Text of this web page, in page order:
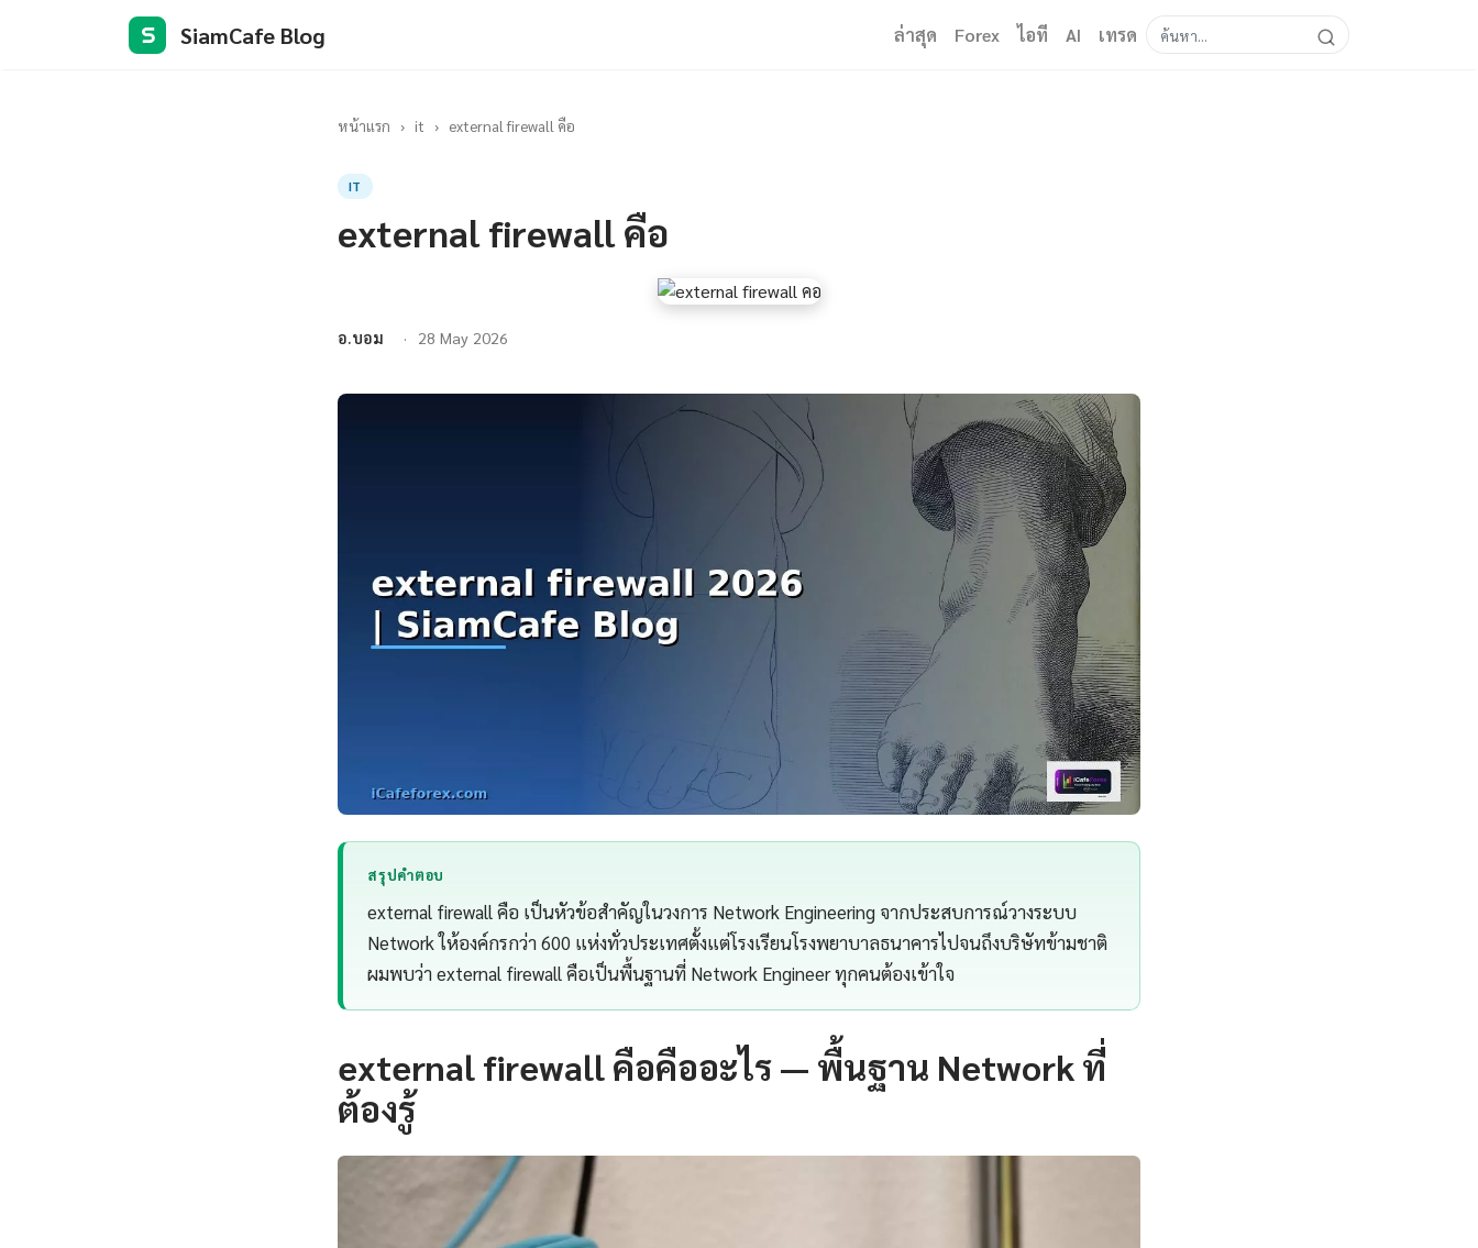
S SiamCafe Blog ล่าสุด Forex ไอที AI เทรด
หน้าแรก › it › external firewall คือ
IT
external firewall คือ
อ.บอม 28 May 2026
สรุปคำตอบ
external firewall คือ เป็นหัวข้อสำคัญในวงการ Network Engineering จากประสบการณ์วางระบบ
Network ให้องค์กรกว่า 600 แห่งทั่วประเทศตั้งแต่โรงเรียนโรงพยาบาลธนาคารไปจนถึงบริษัทข้ามชาติ
ผมพบว่า external firewall คือเป็นพื้นฐานที่ Network Engineer ทุกคนต้องเข้าใจ
external firewall คือคืออะไร — พื้นฐาน Network ที่
ต้องรู้